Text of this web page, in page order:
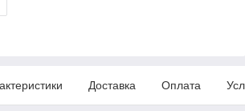
Доставка Оплата